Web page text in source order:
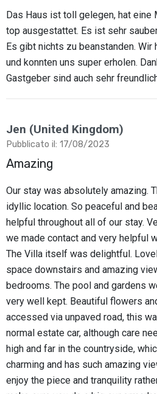
Das Haus ist toll gelegen, hat eine
top ausgestattet. Es ist sehr
Es gibt nichts zu beanstanden.
und konnten uns super erholen.
Gastgeber sind auch sehr
Jen (United Kingdom)
Pubblicato il: 17/08/2023
Amazing
Our stay was absolutely amazing.
idyllic location. So peaceful and
helpful throughout all of our stay.
we made contact and very helpful
The Villa itself was delightful.
space downstairs and amazing
bedrooms. The pool and gardens
very well kept. Beautiful flowers
accessed via unpaved road, this
normal estate car, although care
high and far in the countryside,
charming and has such amazing
enjoy the piece and tranquility